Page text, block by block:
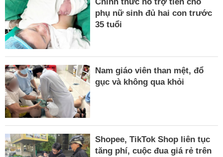
phụ nữ sinh đủ hai con trước
35 tuổi
Nam giáo viên than mệt, đổ
gục và không qua khỏi
Shopee, TikTok Shop liên tục
tăng phí, cuộc đua giá rẻ trên